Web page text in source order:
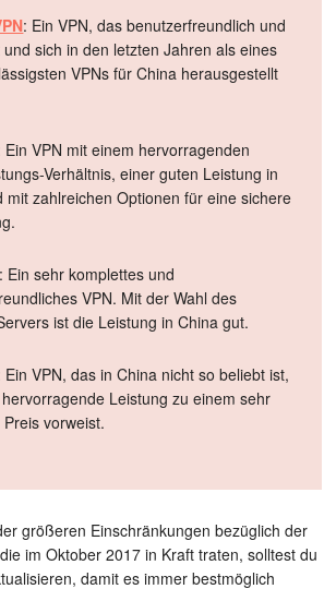
: Ein VPN, das benutzerfreundlich und
und sich in den letzten Jahren als eines
VPNs für China herausgestellt
Ein VPN mit einem hervorragenden
Verhältnis, einer guten Leistung in
mit zahlreichen Optionen für eine sichere
: Ein sehr komplettes und
VPN. Mit der Wahl des
ist die Leistung in China gut.
Ein VPN, das in China nicht so beliebt ist,
Leistung zu einem sehr
vorweist.
größeren Einschränkungen bezüglich der
im Oktober 2017 in Kraft traten, solltest du
damit es immer bestmöglich